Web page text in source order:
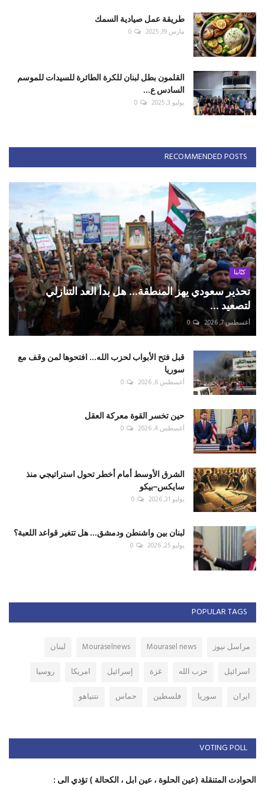
طريقة عمل صيادية السمك
مارس 19, 2025 0
القلمون بطل لبنان للكرة الطائرة للسيدات للموسم
السادس ع...
يوليو 3, 2025 0
RECOMMENDED POSTS
كتّابنا
تحذير سعودي يهز المنطقة... هل بدأ العد التنازلي
لتصعيد ...
أغسطس 7, 2026 0
قبل فتح الأبواب لحزب الله... افتحوها لمن وقف مع
سوريا
أغسطس 6, 2026 0
حين تخسر القوة معركة العقل
أغسطس 4, 2026 0
الشرق الأوسط أمام أخطر تحول استراتيجي منذ
سايكس–بيكو
يوليو 31, 2026 0
لبنان بين واشنطن ودمشق... هل تتغير قواعد اللعبة؟
يوليو 25, 2026 0
POPULAR TAGS
مراسل نيوز Mourasel news
Mouraselnews
لبنان
اسرائيل
حزب الله غزة إسرائيل امريكا
روسيا
ايران
سوريا فلسطين حماس نتنياهو
VOTING POLL
الحوادث المتنقلة (عين الحلوة ، عين ابل ، الكحالة ) تؤدي الى :